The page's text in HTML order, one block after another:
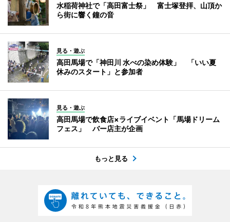
水稲荷神社で「高田富士祭」 富士塚登拝、山頂か
ら街に響く鐘の音
見る・遊ぶ
高田馬場で「神田川 水べの染め体験」 「いい夏
休みのスタート」と参加者
見る・遊ぶ
高田馬場で飲食店×ライブイベント「馬場ドリーム
フェス」 バー店主が企画
もっと見る